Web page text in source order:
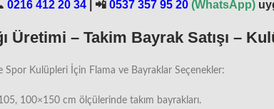
0537
WhatsApp)
hızlı sipariş verebilirsiniz.
0216 412 20 34 | 📲 0537 357 95 20 (WhatsApp)
Üretimi – Takim Bayrak Satışı –
Spor Kulüpleri İçin Flama ve Bayraklar Seçenekler:
100×150 cm ölçülerinde takım bayrakları.